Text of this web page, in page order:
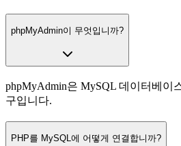
phpMyAdmin이 무엇입니까?
phpMyAdmin은 MySQL 데이터베이
구입니다.
PHP를 MySQL에 어떻게 연결합니까?